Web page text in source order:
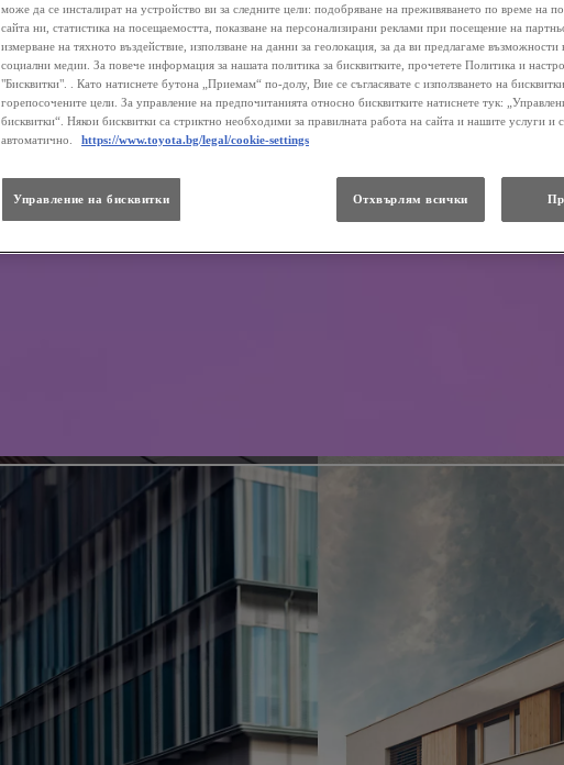
може да се инсталират на устройство ви за следните цели: подобряване на преживяването по време на
сайта ни, статистика на посещаемостта, показване на персонализирани реклами при посещение на
измерване на тяхното въздействие, използване на данни за геолокация, за да ви предлагаме възможности
социални медии. За повече информация за нашата политика за бисквитките, прочетете Политика и
"Бисквитки". . Като натиснете бутона „Приемам“ по-долу, Вие се съгласявате с използването на
горепосочените цели. За управление на предпочитанията относно бисквитките натиснете тук:
бисквитки“. Някои бисквитки са стриктно необходими за правилната работа на сайта и нашите услуги и
автоматично.
https://www.toyota.bg/legal/cookie-settings
Управление на бисквитки Отхвърлям всички